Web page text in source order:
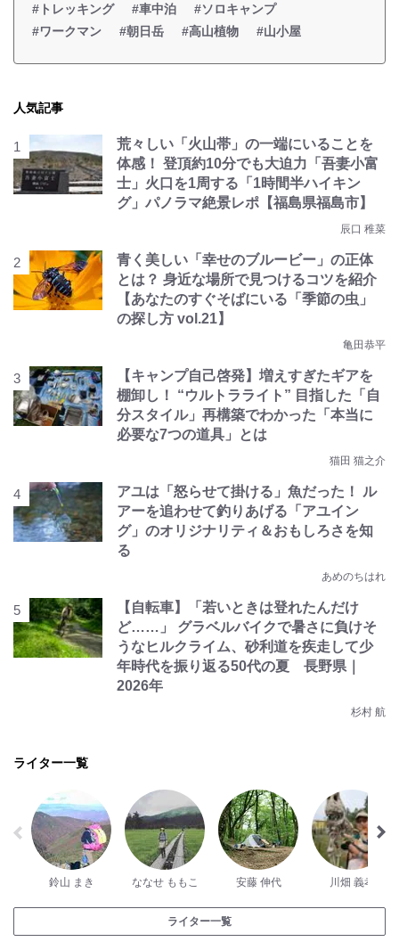
#トレッキング
#車中泊
#ソロキャンプ
#ワークマン
#朝日岳 #高山植物 #山小屋
人気記事
荒々しい「火山帯」の一端にいることを
体感！ 登頂約10分でも大迫力「吾妻小富
士」火口を1周する「1時間半ハイキン
グ」パノラマ絶景レポ【福島県福島市】
辰口 稚菜
青く美しい「幸せのブルービー」の正体
とは？ 身近な場所で見つけるコツを紹介
【あなたのすぐそばにいる「季節の虫」
の探し方 vol.21】
亀田恭平
【キャンプ自己啓発】増えすぎたギアを
棚卸し！ “ウルトラライト” 目指した「自
分スタイル」再構築でわかった「本当に
必要な7つの道具」とは
猫田 猫之介
アユは「怒らせて掛ける」魚だった！ ル
アーを追わせて釣りあげる「アユイン
グ」のオリジナリティ＆おもしろさを知
る
あめのちはれ
【自転車】「若いときは登れたんだけ
ど……」 グラベルバイクで暑さに負けそ
うなヒルクライム、砂利道を疾走して少
年時代を振り返る50代の夏 長野県｜
2026年
杉村 航
ライター一覧
鈴山 まき ななせ ももこ 安藤 伸代 川畑 義孝
ライター一覧